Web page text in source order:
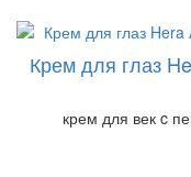
Крем для глаз
крем для век c